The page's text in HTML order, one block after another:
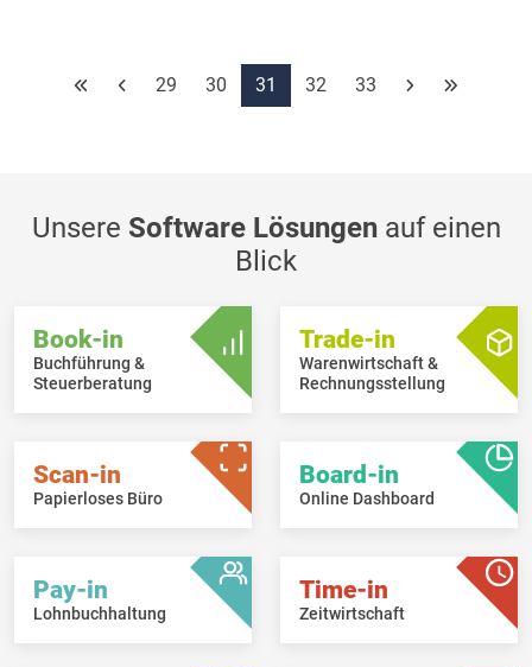
, da Alt-T bereits für den "Text"-Reiter benutzt wird.
Bei der Reedition vonmehreren PDF-Dokumenten
wird der
29 30 31 32 33
Unsere Software Lösungenauf einen
Blick
Book-in
Buchführung &
Steuerberatung
Trade-in
Warenwirtschaft &
Rechnungsstellung
Scan-in
Papierloses Büro
Board-in
Online Dashboard
Pay-in
Lohnbuchhaltung
Time-in
Zeitwirtschaft